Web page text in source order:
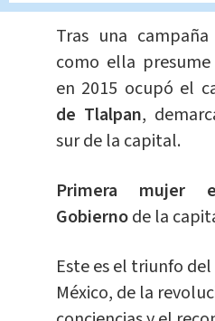
Tras una campaña
como ella
en 2015 ocupó el
de Tlalpan,
sur de la capital.
Primera mujer
Gobiernode la
Este es el triunfo
México, de la